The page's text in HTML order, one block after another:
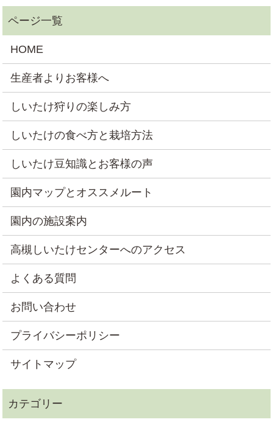
HOME
生産者よりお客様へ
しいたけ狩りの楽しみ方
しいたけの食べ方と栽培方法
しいたけ豆知識とお客様の声
園内マップとオススメルート
園内の施設案内
高槻しいたけセンターへのアクセス
よくある質問
お問い合わせ
プライバシーポリシー
サイトマップ